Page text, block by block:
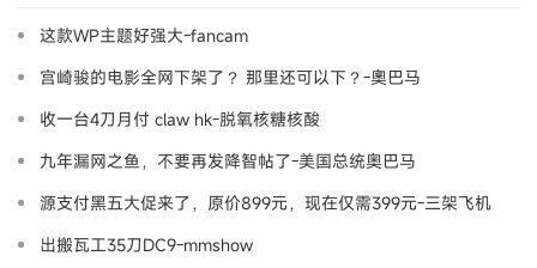
这款WP主题好强大-fancam
宫崎骏的电影全网下架了？ 那里还可以下？-奧巴马
收一台4刀月付 claw hk-脱氧核糖核酸
九年漏网之鱼，不要再发降智帖了-美国总统奥巴马
源支付黑五大促来了，原价899元，现在仅需399元-三架飞机
出搬瓦工35刀DC9-mmshow